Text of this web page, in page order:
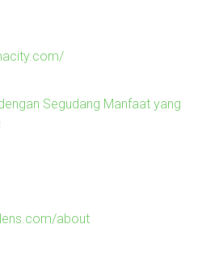
Segudang Manfaat yang
about